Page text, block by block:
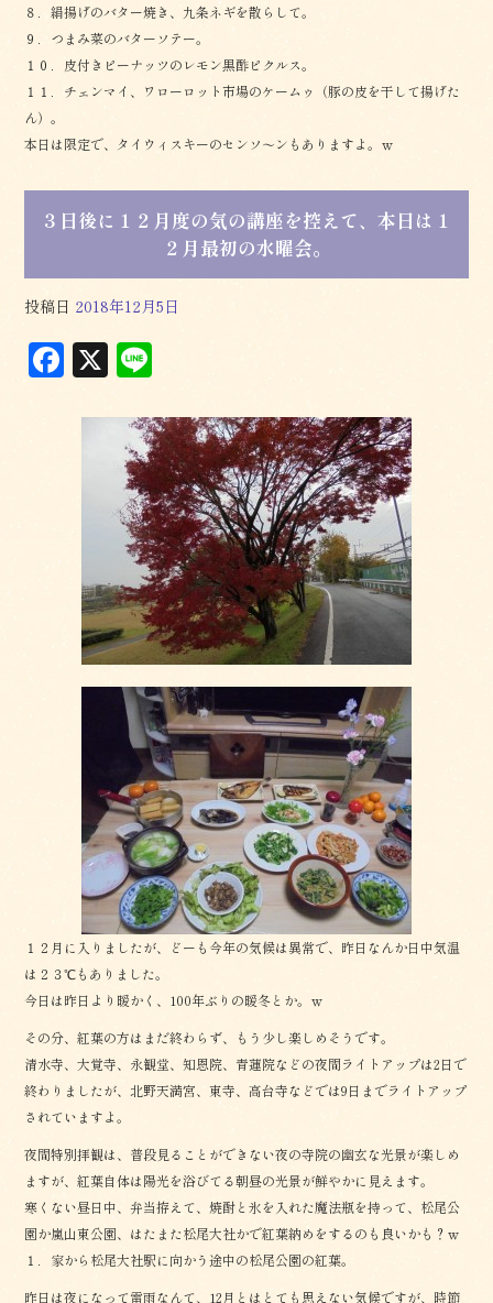
８．絹揚げのバター焼き、九条ネギを散らして。
９．つまみ菜のバターソテー。
１０．皮付きピーナッツのレモン黒酢ピクルス。
１１．チェンマイ、ワローロット市場のケームゥ（豚の皮を干して揚げた
ん）。
本日は限定で、タイウィスキーのセンソ〜ンもありますよ。ｗ
３日後に１２月度の気の講座を控えて、本日は１
２月最初の水曜会。
投稿日 2018年12月5日
F
a
c
o
k
X
e
１２月に入りましたが、どーも今年の気候は異常で、昨日なんか日中気温
は２３℃もありました。
今日は昨日より暖かく、100年ぶりの暖冬とか。ｗ
その分、紅葉の方はまだ終わらず、もう少し楽しめそうです。
清水寺、大覚寺、永観堂、知恩院、青蓮院などの夜間ライトアップは2日で
終わりましたが、北野天満宮、東寺、高台寺などでは9日までライトアップ
されていますよ。
夜間特別拝観は、普段見ることができない夜の寺院の幽玄な光景が楽しめ
ますが、紅葉自体は陽光を浴びてる朝昼の光景が鮮やかに見えます。
寒くない昼日中、弁当拵えて、焼酎と氷を入れた魔法瓶を持って、松尾公
園か嵐山東公園、はたまた松尾大社かで紅葉納めをするのも良いかも？ｗ
１．家から松尾大社駅に向かう途中の松尾公園の紅葉。
昨日は夜になって雷雨なんて、12月とはとても思えない気候ですが、時節